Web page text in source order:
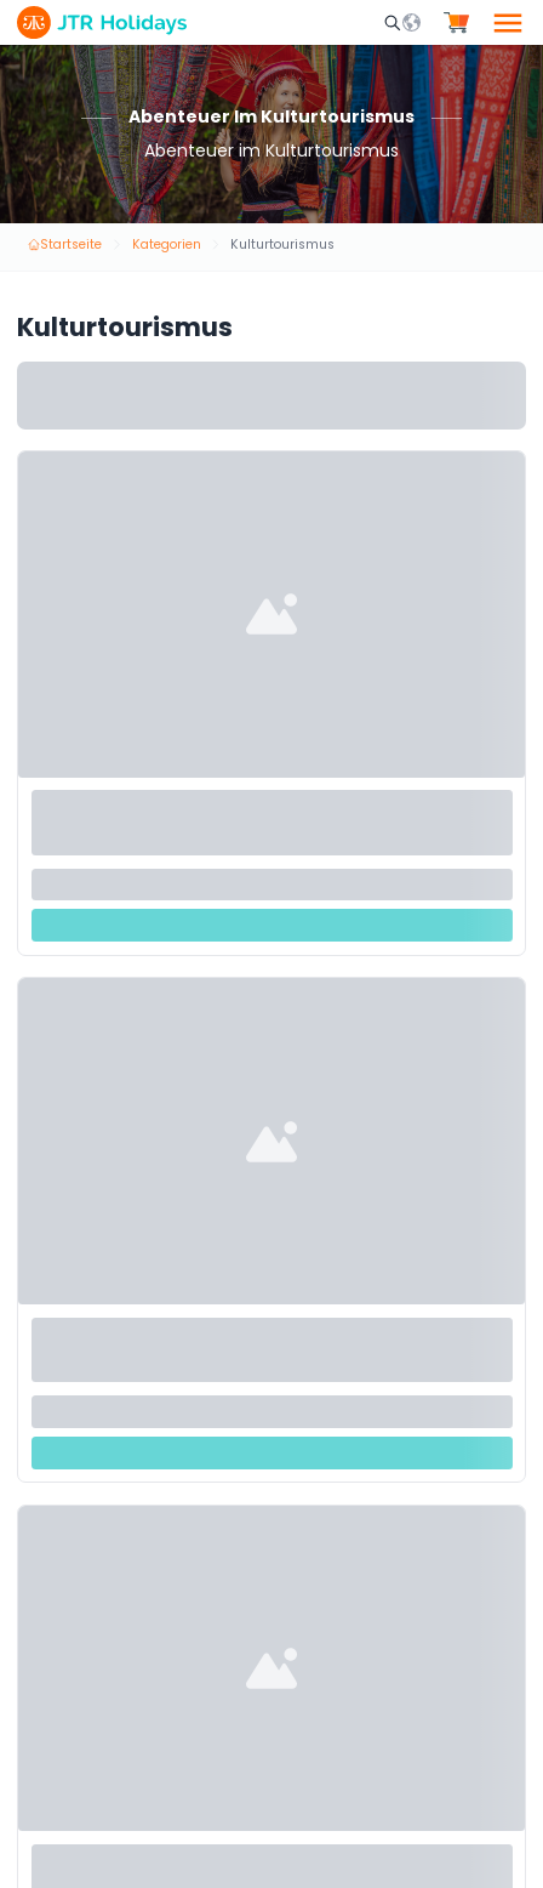
Mobile Search
Abenteuer Im Kulturtourismus
Abenteuer im Kulturtourismus
Startseite Kategorien Kulturtourismus
Kulturtourismus